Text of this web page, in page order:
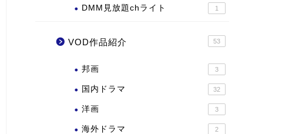
DMM見放題chライト 1
VOD作品紹介 53
邦画 3
国内ドラマ 32
洋画 3
海外ドラマ 2